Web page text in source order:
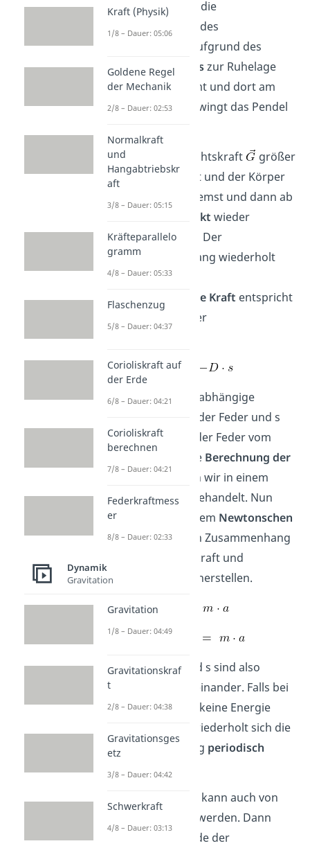
erreicht wird. Da die
Geschwindigkeit des
Pendelkörpers aufgrund des
Trägheitsprinzipszur Ruhelage
konstant zunimmt und dort am
höchsten ist, schwingt das Pendel
Nun ist die Gewichtskraft
größer
als die Federkraft und der Körper
wird zuerst gebremst und dann ab
Umkehrpunkt wieder
zurückgetrieben. Der
Bewegungsvorgang wiederholt
sich nun.
Die rücktreibende Kraft entspricht
der Federkraft der
D ist die materialabhängige
der Feder und s
dieAuslenkung
der Feder vom
Ruhezustand. Die Berechnung der
Konstante
haben wir in einem
eigenen Artikel behandelt. Nun
können wir mit dem Newtonschen
Grundgesetz
den Zusammenhang
zwischen Spannkraft und
Beschleunigung herstellen.
Die Größen a und s sind also
proportional
zueinander. Falls bei
einer Dämpfung keine Energie
entzogen wird, wiederholt sich die
erste Schwingung periodisch
immer wieder.
Das Federpendel kann auch von
außen angeregt werden. Dann
wird die Amplitude der
Kraft (Physik)
1/8 – Dauer: 05:06
Goldene Regel
der Mechanik
2/8 – Dauer: 02:53
Normalkraft
und
Hangabtriebskr
aft
3/8 – Dauer: 05:15
Kräfteparallelo
gramm
4/8 – Dauer: 05:33
Flaschenzug
5/8 – Dauer: 04:37
Corioliskraft auf
der Erde
6/8 – Dauer: 04:21
Corioliskraft
berechnen
7/8 – Dauer: 04:21
Federkraftmess
er
8/8 – Dauer: 02:33
Dynamik
Gravitation
Gravitation
1/8 – Dauer: 04:49
Gravitationskraf
t
2/8 – Dauer: 04:38
Gravitationsges
etz
3/8 – Dauer: 04:42
Schwerkraft
4/8 – Dauer: 03:13